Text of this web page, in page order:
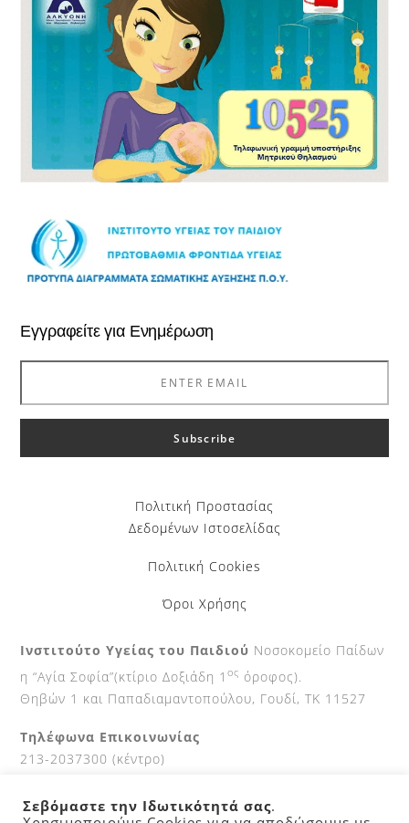
Εγγραφείτε για Ενημέρωση
Πολιτική Προστασίας
Δεδομένων Ιστοσελίδας
Πολιτική Cookies
Όροι Χρήσης
Ινστιτούτο Υγείας του Παιδιού Νοσοκομείο Παίδων
η “Αγία Σοφία”(κτίριο Δοξιάδη 1ος όροφος).
Θηβών 1 και Παπαδιαμαντοπούλου, Γουδί, ΤΚ 11527
Τηλέφωνα Επικοινωνίας
213-2037300 (κέντρο)
Ώρες κοινού
Σεβόμαστε την Ιδωτικότητά σας.